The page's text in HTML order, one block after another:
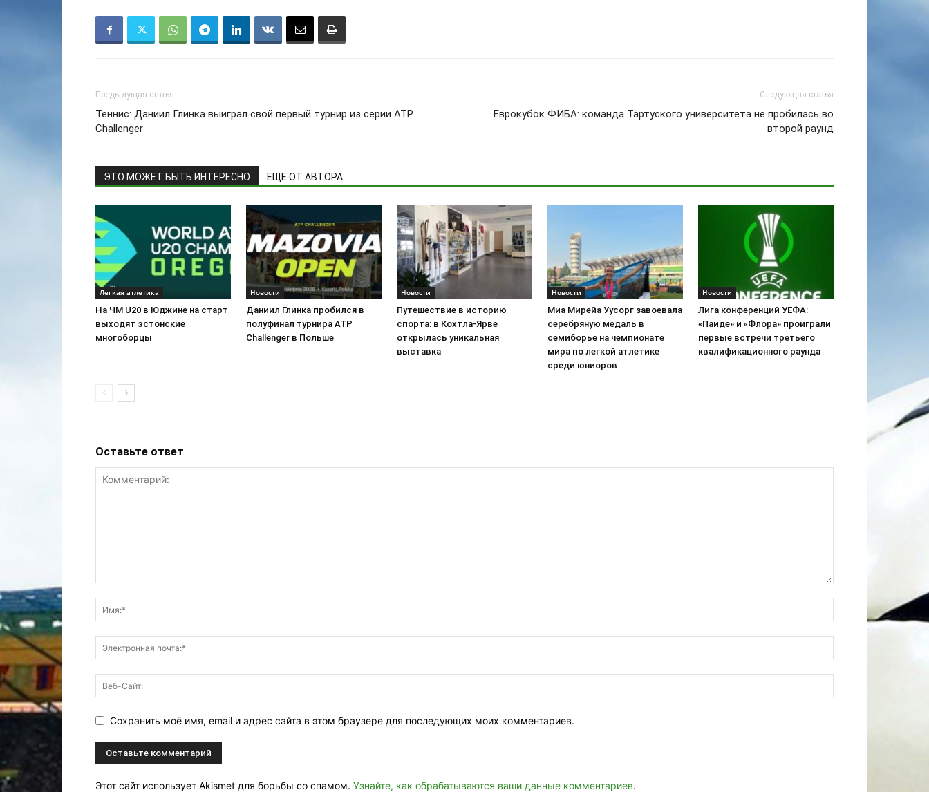
Предыдущая статья
Теннис: Даниил Глинка выиграл свой первый турнир из серии ATP
Challenger
Следующая статья
Еврокубок ФИБА: команда Тартуского университета не пробилась во
второй раунд
ЭТО МОЖЕТ БЫТЬ ИНТЕРЕСНО ЕЩЕ ОТ АВТОРА
Легкая атлетика
На ЧМ U20 в Юджине на старт
выходят эстонские
многоборцы
Новости
Даниил Глинка пробился в
полуфинал турнира ATP
Challenger в Польше
Новости
Путешествие в историю
спорта: в Кохтла-Ярве
открылась уникальная
выставка
Новости
Миа Мирейа Уусорг завоевала
серебряную медаль в
семиборье на чемпионате
мира по легкой атлетике
среди юниоров
Новости
Лига конференций УЕФА:
«Пайде» и «Флора» проиграли
первые встречи третьего
квалификационного раунда
Оставьте ответ
Сохранить моё имя, email и адрес сайта в этом браузере для последующих моих комментариев.
Этот сайт использует Akismet для борьбы со спамом. Узнайте, как обрабатываются ваши данные комментариев.